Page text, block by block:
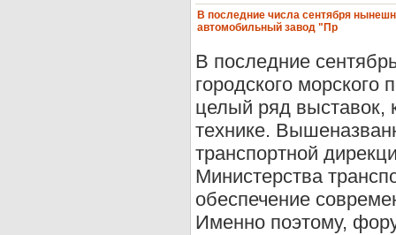
В последние числа сентября
автомобильный завод "Пр
В последние
городского морского
целый ряд
технике.
транспортной
Министерства
обеспечение
Именно поэтому,